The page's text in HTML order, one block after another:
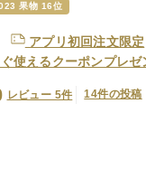
果物 16位
アプリ初回注文限定
使えるクーポンプレゼ
レビュー 5件 14件の投稿